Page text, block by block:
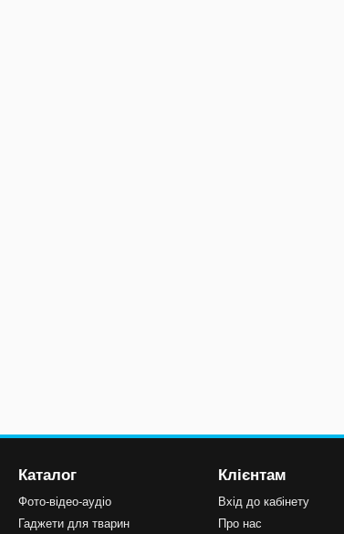
Каталог
Фото-відео-аудіо
Гаджети для тварин
Клієнтам
Вхід до кабінету
Про нас